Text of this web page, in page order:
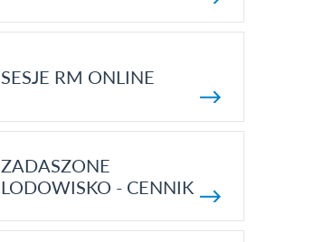
SESJE RM ONLINE
ZADASZONE
LODOWISKO - CENNIK